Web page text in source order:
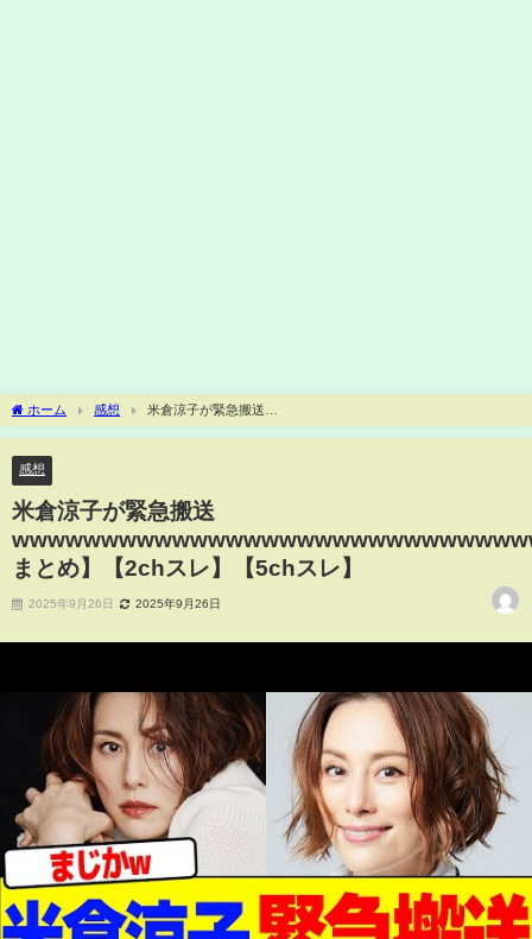
ホーム 感想
米倉涼子が緊急搬送
wwwwwwwwwwwwwwwwwwwwwwwwwwwwwwwwwwwww【2chまとめ】【2chス
感想
米倉涼子が緊急搬送
まとめ】【2chスレ】【5chスレ】
2025年9月26日 2025年9月26日